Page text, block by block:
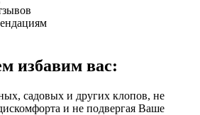
избавим вас:
садовых и других клопов, не
и не подвергая Ваше